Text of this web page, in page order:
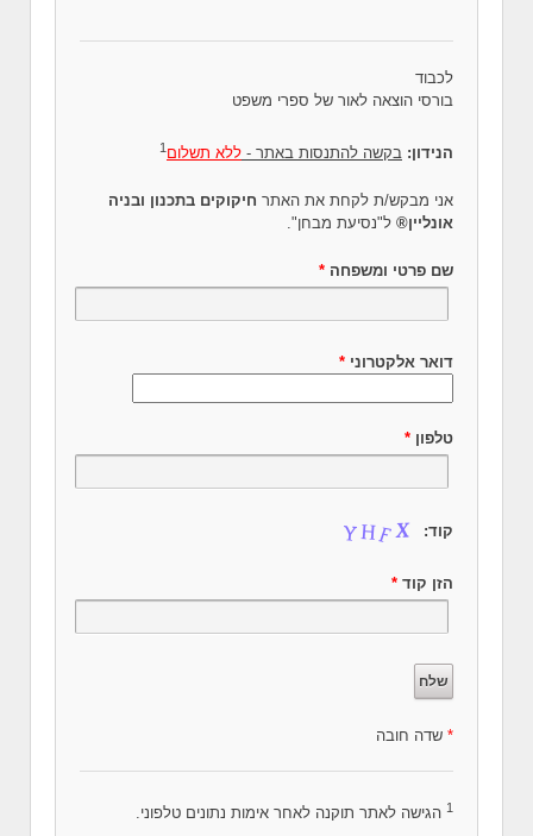
לכבוד
בורסי הוצאה לאור של ספרי משפט
הנידון: בקשה להתנסות באתר - ללא תשלום 1
אני מבקש/ת לקחת את האתר חיקוקים בתכנון ובניה
אונליין® ל"נסיעת מבחן".
שם פרטי ומשפחה *
דואר אלקטרוני *
טלפון *
קוד:
הזן קוד *
* שדה חובה
1 הגישה לאתר תוקנה לאחר אימות נתונים טלפוני.